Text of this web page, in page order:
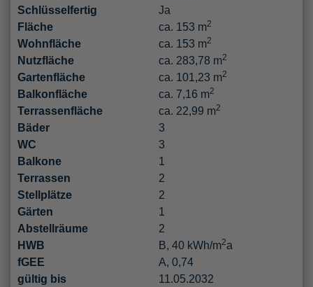
Schlüsselfertig
Ja
Fläche
ca. 153 m2
Wohnfläche ca. 153 m2
Nutzfläche ca. 283,78 m2
Gartenfläche ca. 101,23 m2
Balkonfläche ca. 7,16 m2
Terrassenfläche ca. 22,99 m2
Bäder
3
WC
3
Balkone
1
Terrassen
2
Stellplätze
2
Gärten
1
Abstellräume
2
HWB
B, 40 kWh/m2a
fGEE
A, 0,74
gültig bis
11.05.2032